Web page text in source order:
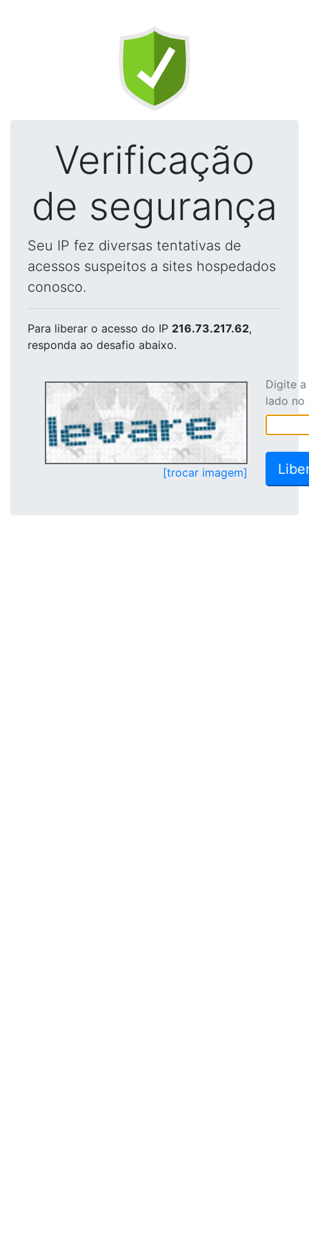
Verificação
de segurança
Seu IP fez diversas tentativas de
acessos suspeitos a sites hospedados
conosco.
Para liberar o acesso do IP 216.73.217.62,
responda ao desafio abaixo.
[trocar imagem]
Digite
lado no